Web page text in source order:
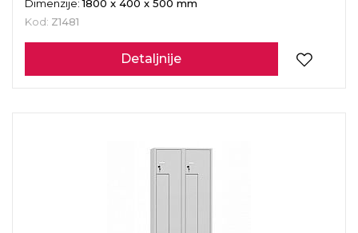
Dimenzije:1800 x 400 x 500 mm
Kod: Z1481
Detaljnije